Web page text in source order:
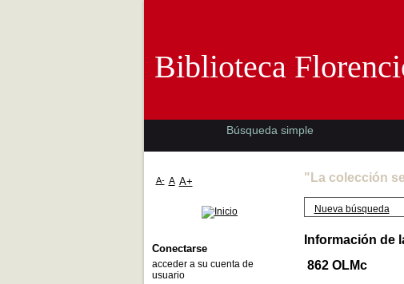
"La colección
Nueva búsqueda
Información de
862 OLMc
Biblioteca
Búsqueda simple
A- A A+
Conectarse
acceder a su cuenta de
usuario